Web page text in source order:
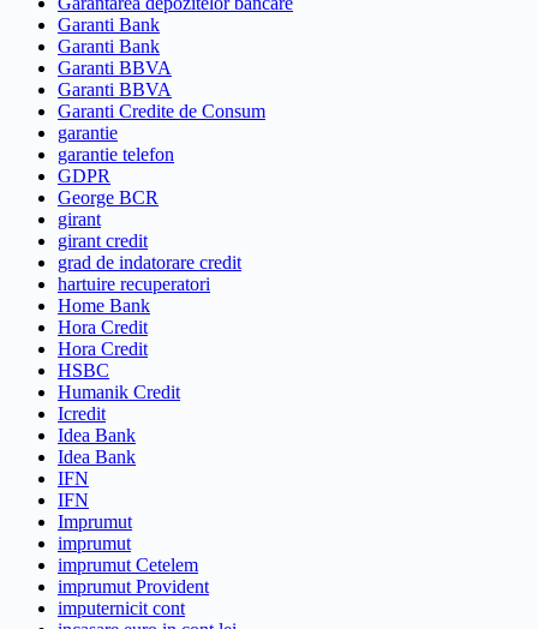
Garanti Bank
Garanti Bank
Garanti BBVA
Garanti BBVA
Garanti Credite de Consum
garantie
garantie telefon
GDPR
George BCR
girant
girant credit
grad de indatorare credit
hartuire recuperatori
Home Bank
Hora Credit
Hora Credit
HSBC
Humanik Credit
Icredit
Idea Bank
Idea Bank
IFN
IFN
Imprumut
imprumut
imprumut Cetelem
imprumut Provident
imputernicit cont